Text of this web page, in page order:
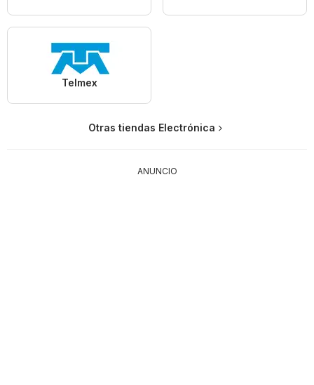
Telmex
Otras tiendas Electrónica
ANUNCIO